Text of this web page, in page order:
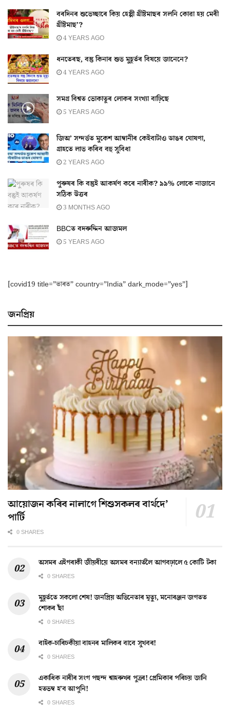
বৰদিনৰ শুভেচ্ছাৰে কিয় হেপ্পী খ্ৰীষ্টমাছৰ সলনি কোৱা হয় মেৰী
খ্ৰীষ্টমাছ’?
4 YEARS AGO
ধনতেৰছ, বস্তু কিনাৰ শুভ মুহূৰ্তৰ বিষয়ে জানেনে?
4 YEARS AGO
সমগ্ৰ বিশ্বত ভোকাতুৰ লোকৰ সংখ্যা বাঢ়িছে
5 YEARS AGO
জিঅ’ সন্দৰ্ভত মুকেশ আম্বানীৰ কেইবাটাও ডাঙৰ ঘোষণা,
গ্ৰাহতে লাভ কৰিব বহু সুবিধা
2 YEARS AGO
পুৰুষৰ কি বস্তুই আকৰ্ষণ কৰে নাৰীক? ৯৯% লোকে নাজানে
সঠিক উত্তৰ
3 MONTHS AGO
BBCত বদৰুদ্দিন আজমল
5 YEARS AGO
[covid19 title=”ভাৰত” country=”India” dark_mode=”yes”]
জনপ্ৰিয়
আয়োজন কৰিব নালাগে শিশুসকলৰ বাৰ্থদে’
পাৰ্টি
0 SHARES
অসমৰ এইগৰাকী জীয়ৰীয়ে অসমৰ বন্যাৰ্তলৈ আগবঢ়ালে ৫ কোটি টকা
0 SHARES
মুহূৰ্ততে সকলো শেষ! জনপ্ৰিয় অভিনেতাৰ মৃত্যু, মনোৰঞ্জন জগতত
শোকৰ ছাঁ
0 SHARES
বাইক-চাৰিচকীয়া বাহনৰ মালিকৰ বাবে সুখবৰ!
0 SHARES
একাধিক নাৰীৰ সংগ পছন্দ শ্বাহৰুখৰ পুত্ৰৰ! প্ৰেমিকাৰ পৰিচয় জানি
হতভম্ব হ’ব আপুনি!
0 SHARES